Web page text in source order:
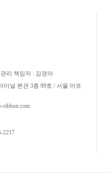
리 책임자 : 김경아
미널 본관 3층 99호 / 서울 마포
ribbon.com
2217